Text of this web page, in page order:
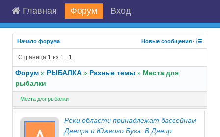
Главная Форум Вход
Начало форума Новые сообщения ·
Страница 1 из 1 1
Форум » РЫБАЛКА » Разные темы » Места для
рыбалки
Места для рыбалки
Реки области принадлежат бассейнам
Днепра и Южного Буга. В Днепр